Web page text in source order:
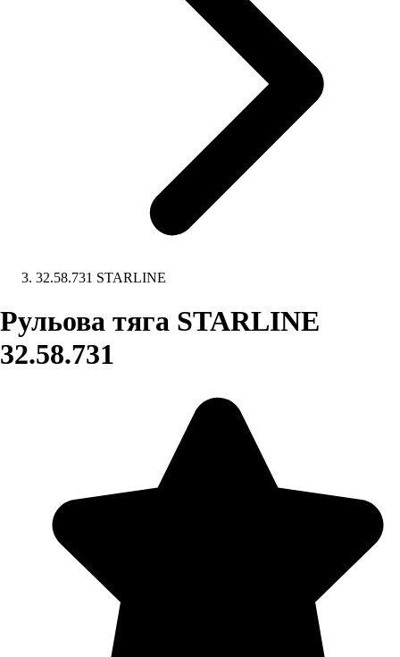
32.58.731 STARLINE
Рульова тяга STARLINE
32.58.731